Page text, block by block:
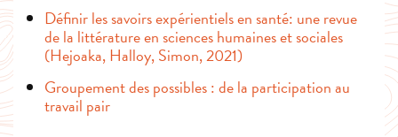
Définir les savoirs expérientiels en santé: une revue
de la littérature en sciences humaines et sociales
(Hejoaka, Halloy, Simon, 2021)
Groupement des possibles : de la participation au
travail pair